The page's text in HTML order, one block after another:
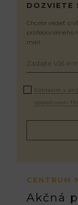
DOZVIETE
Chcete vedieť o
profesionálneho
mail.
Súhlasím s
spoločnosti
CENTRUM
Akčná